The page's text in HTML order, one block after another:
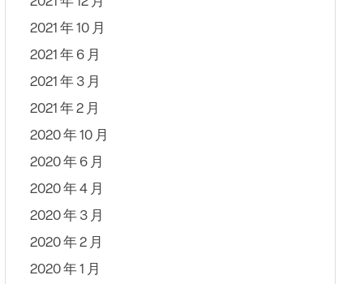
2021 年 10 月
2021 年 6 月
2021 年 3 月
2021 年 2 月
2020 年 10 月
2020 年 6 月
2020 年 4 月
2020 年 3 月
2020 年 2 月
2020 年 1 月